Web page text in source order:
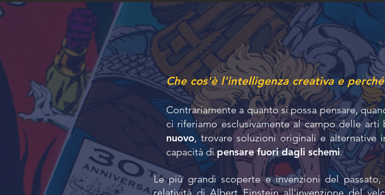
Che cos'è l'intelligenza creativa e
Contrariamente a quanto si possa pensare,
ci riferiamo esclusivamente al campo delle
nuovo, trovare soluzioni originali e alternative
capacità dipensare fuori dagli schemi.
Le più grandi scoperte e invenzioni del
relatività di Albert Einstein all'invenzione del